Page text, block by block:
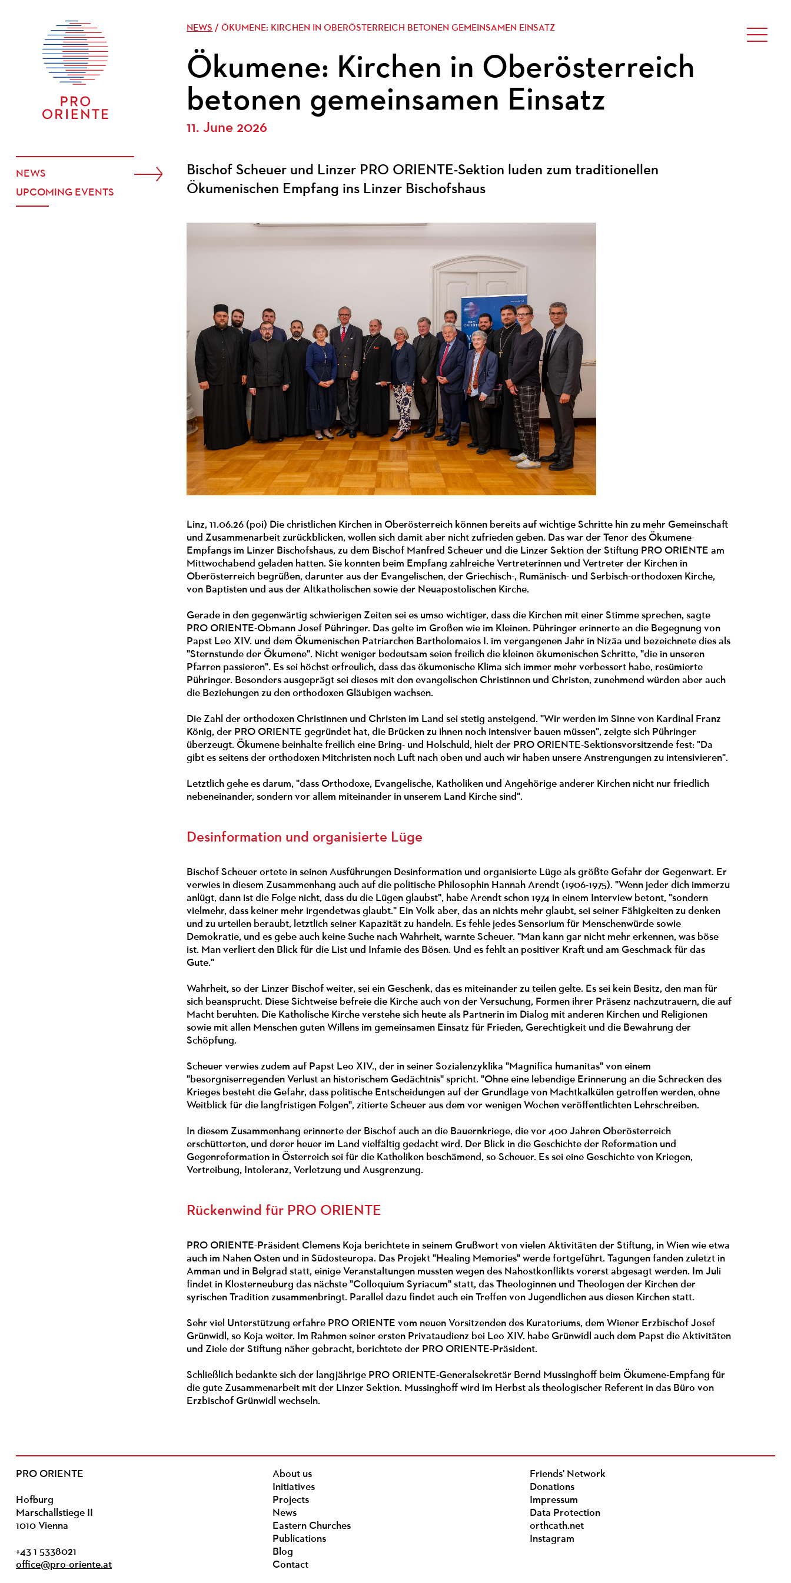
NEWS
UPCOMING EVENTS
NEWS / ÖKUMENE: KIRCHEN IN OBERÖSTERREICH BETONEN GEMEINSAMEN EINSATZ
Ökumene: Kirchen in Oberösterreich
betonen gemeinsamen Einsatz
11. June 2026
Bischof Scheuer und Linzer PRO ORIENTE-Sektion luden zum traditionellen
Ökumenischen Empfang ins Linzer Bischofshaus
Linz, 11.06.26 (poi) Die christlichen Kirchen in Oberösterreich können bereits auf wichtige Schritte hin zu mehr Gemeinschaft
und Zusammenarbeit zurückblicken, wollen sich damit aber nicht zufrieden geben. Das war der Tenor des Ökumene-
Empfangs im Linzer Bischofshaus, zu dem Bischof Manfred Scheuer und die Linzer Sektion der Stiftung PRO ORIENTE am
Mittwochabend geladen hatten. Sie konnten beim Empfang zahlreiche Vertreterinnen und Vertreter der Kirchen in
Oberösterreich begrüßen, darunter aus der Evangelischen, der Griechisch-, Rumänisch- und Serbisch-orthodoxen Kirche,
von Baptisten und aus der Altkatholischen sowie der Neuapostolischen Kirche.
Gerade in den gegenwärtig schwierigen Zeiten sei es umso wichtiger, dass die Kirchen mit einer Stimme sprechen, sagte
PRO ORIENTE-Obmann Josef Pühringer. Das gelte im Großen wie im Kleinen. Pühringer erinnerte an die Begegnung von
Papst Leo XIV. und dem Ökumenischen Patriarchen Bartholomaios I. im vergangenen Jahr in Nizäa und bezeichnete dies als
"Sternstunde der Ökumene". Nicht weniger bedeutsam seien freilich die kleinen ökumenischen Schritte, "die in unseren
Pfarren passieren". Es sei höchst erfreulich, dass das ökumenische Klima sich immer mehr verbessert habe, resümierte
Pühringer. Besonders ausgeprägt sei dieses mit den evangelischen Christinnen und Christen, zunehmend würden aber auch
die Beziehungen zu den orthodoxen Gläubigen wachsen.
Die Zahl der orthodoxen Christinnen und Christen im Land sei stetig ansteigend. "Wir werden im Sinne von Kardinal Franz
König, der PRO ORIENTE gegründet hat, die Brücken zu ihnen noch intensiver bauen müssen", zeigte sich Pühringer
überzeugt. Ökumene beinhalte freilich eine Bring- und Holschuld, hielt der PRO ORIENTE-Sektionsvorsitzende fest: "Da
gibt es seitens der orthodoxen Mitchristen noch Luft nach oben und auch wir haben unsere Anstrengungen zu intensivieren".
Letztlich gehe es darum, "dass Orthodoxe, Evangelische, Katholiken und Angehörige anderer Kirchen nicht nur friedlich
nebeneinander, sondern vor allem miteinander in unserem Land Kirche sind".
Desinformation und organisierte Lüge
Bischof Scheuer ortete in seinen Ausführungen Desinformation und organisierte Lüge als größte Gefahr der Gegenwart. Er
verwies in diesem Zusammenhang auch auf die politische Philosophin Hannah Arendt (1906-1975). "Wenn jeder dich immerzu
anlügt, dann ist die Folge nicht, dass du die Lügen glaubst", habe Arendt schon 1974 in einem Interview betont, "sondern
vielmehr, dass keiner mehr irgendetwas glaubt." Ein Volk aber, das an nichts mehr glaubt, sei seiner Fähigkeiten zu denken
und zu urteilen beraubt, letztlich seiner Kapazität zu handeln. Es fehle jedes Sensorium für Menschenwürde sowie
Demokratie, und es gebe auch keine Suche nach Wahrheit, warnte Scheuer. "Man kann gar nicht mehr erkennen, was böse
ist. Man verliert den Blick für die List und Infamie des Bösen. Und es fehlt an positiver Kraft und am Geschmack für das
Gute."
Wahrheit, so der Linzer Bischof weiter, sei ein Geschenk, das es miteinander zu teilen gelte. Es sei kein Besitz, den man für
sich beansprucht. Diese Sichtweise befreie die Kirche auch von der Versuchung, Formen ihrer Präsenz nachzutrauern, die auf
Macht beruhten. Die Katholische Kirche verstehe sich heute als Partnerin im Dialog mit anderen Kirchen und Religionen
sowie mit allen Menschen guten Willens im gemeinsamen Einsatz für Frieden, Gerechtigkeit und die Bewahrung der
Schöpfung.
Scheuer verwies zudem auf Papst Leo XIV., der in seiner Sozialenzyklika "Magnifica humanitas" von einem
"besorgniserregenden Verlust an historischem Gedächtnis" spricht. "Ohne eine lebendige Erinnerung an die Schrecken des
Krieges besteht die Gefahr, dass politische Entscheidungen auf der Grundlage von Machtkalkülen getroffen werden, ohne
Weitblick für die langfristigen Folgen", zitierte Scheuer aus dem vor wenigen Wochen veröffentlichten Lehrschreiben.
In diesem Zusammenhang erinnerte der Bischof auch an die Bauernkriege, die vor 400 Jahren Oberösterreich
erschütterten, und derer heuer im Land vielfältig gedacht wird. Der Blick in die Geschichte der Reformation und
Gegenreformation in Österreich sei für die Katholiken beschämend, so Scheuer. Es sei eine Geschichte von Kriegen,
Vertreibung, Intoleranz, Verletzung und Ausgrenzung.
Rückenwind für PRO ORIENTE
PRO ORIENTE-Präsident Clemens Koja berichtete in seinem Grußwort von vielen Aktivitäten der Stiftung, in Wien wie etwa
auch im Nahen Osten und in Südosteuropa. Das Projekt "Healing Memories" werde fortgeführt. Tagungen fanden zuletzt in
Amman und in Belgrad statt, einige Veranstaltungen mussten wegen des Nahostkonflikts vorerst abgesagt werden. Im Juli
findet in Klosterneuburg das nächste "Colloquium Syriacum" statt, das Theologinnen und Theologen der Kirchen der
syrischen Tradition zusammenbringt. Parallel dazu findet auch ein Treffen von Jugendlichen aus diesen Kirchen statt.
Sehr viel Unterstützung erfahre PRO ORIENTE vom neuen Vorsitzenden des Kuratoriums, dem Wiener Erzbischof Josef
Grünwidl, so Koja weiter. Im Rahmen seiner ersten Privataudienz bei Leo XIV. habe Grünwidl auch dem Papst die Aktivitäten
und Ziele der Stiftung näher gebracht, berichtete der PRO ORIENTE-Präsident.
Schließlich bedankte sich der langjährige PRO ORIENTE-Generalsekretär Bernd Mussinghoff beim Ökumene-Empfang für
die gute Zusammenarbeit mit der Linzer Sektion. Mussinghoff wird im Herbst als theologischer Referent in das Büro von
Erzbischof Grünwidl wechseln.
PRO ORIENTE
Hofburg
Marschallstiege II
1010 Vienna
+43 1 5338021
office@pro-oriente.at
About us
Initiatives
Projects
News
Eastern Churches
Publications
Blog
Contact
Friends' Network
Donations
Impressum
Data Protection
orthcath.net
Instagram